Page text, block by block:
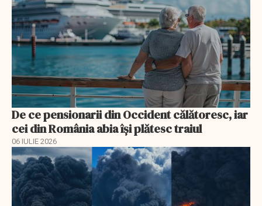
De ce pensionarii din Occident călătoresc, iar
cei din România abia își plătesc traiul
06 IULIE 2026